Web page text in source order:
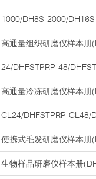
1000/DH8S-2000/
高通量组织研磨仪样本册
24/DHFSTPRP-48/
高通量冷冻研磨仪样本册
CL24/DHFSTPRP-CL48/
便携式毛发研磨仪样本
生物样品研磨仪样本册